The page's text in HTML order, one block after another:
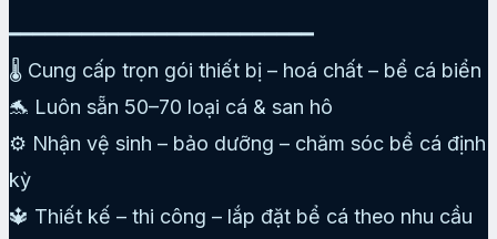
━━━━━━━━━━━━━━━━━━━━━━━━━
🌡️ Cung cấp trọn gói thiết bị – hoá chất – bể cá biển
🐬 Luôn sẵn 50–70 loại cá & san hô
⚙️ Nhận vệ sinh – bảo dưỡng – chăm sóc bể cá định
kỳ
🔱 Thiết kế – thi công – lắp đặt bể cá theo nhu cầu